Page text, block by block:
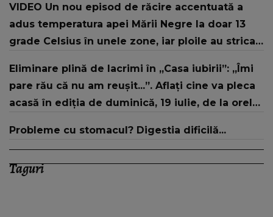
VIDEO Un nou episod de răcire accentuată a
adus temperatura apei Mării Negre la doar 13
grade Celsius în unele zone, iar ploile au stricat
Eliminare plină de lacrimi în „Casa iubirii”: „Îmi
pare rău că nu am reușit...”. Aflați cine va pleca
acasă în ediția de duminică, 19 iulie, de la orele
Probleme cu stomacul? Digestia dificilă...
Taguri